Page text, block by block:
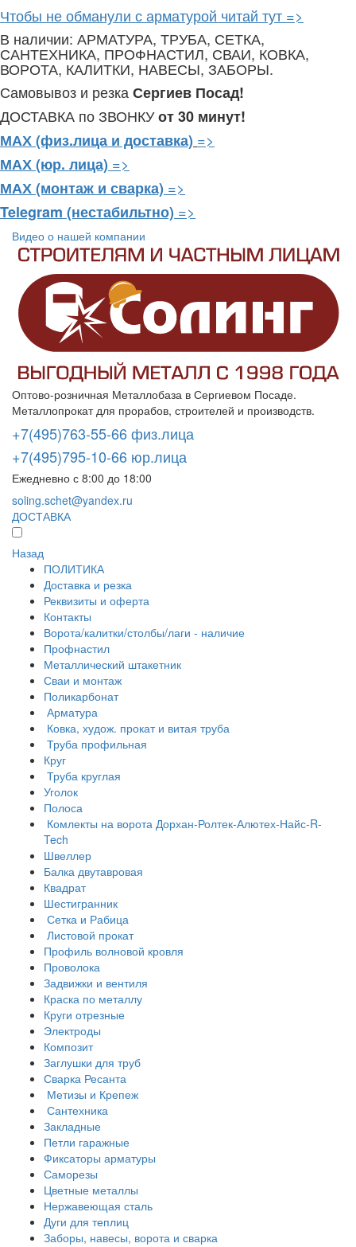
Чтобы не обманули с арматурой читай тут =>
В наличии: АРМАТУРА, ТРУБА, СЕТКА,
САНТЕХНИКА, ПРОФНАСТИЛ, СВАИ, КОВКА,
ВОРОТА, КАЛИТКИ, НАВЕСЫ, ЗАБОРЫ.
Самовывоз и резка Сергиев Посад!
ДОСТАВКА по ЗВОНКУот 30 минут!
МАХ (физ.лица и доставка) =>
МАХ (юр. лица) =>
МАХ (монтаж и сварка) =>
Telegram (нестабильтно) =>
Видео о нашей компании
Оптово-розничная Металлобаза в Сергиевом Посаде.
Металлопрокат для прорабов, строителей и производств.
+7(495)763-55-66 физ.лица
+7(495)795-10-66 юр.лица
Ежедневно с 8:00 до 18:00
soling.schet@yandex.ru
ДОСТАВКА
Назад
ПОЛИТИКА
Доставка и резка
Реквизиты и оферта
Контакты
Ворота/калитки/столбы/лаги - наличие
Профнастил
Металлический штакетник
Сваи и монтаж
Поликарбонат
Арматура
Ковка, худож. прокат и витая труба
Труба профильная
Круг
Труба круглая
Уголок
Полоса
Комлекты на ворота Дорхан-Ролтек-Алютех-Найс-R-
Tech
Швеллер
Балка двутавровая
Квадрат
Шестигранник
Сетка и Рабица
Листовой прокат
Профиль волновой кровля
Проволока
Задвижки и вентиля
Краска по металлу
Круги отрезные
Электроды
Композит
Заглушки для труб
Сварка Ресанта
Метизы и Крепеж
Сантехника
Закладные
Петли гаражные
Фиксаторы арматуры
Саморезы
Цветные металлы
Нержавеющая сталь
Дуги для теплиц
Заборы, навесы, ворота и сварка